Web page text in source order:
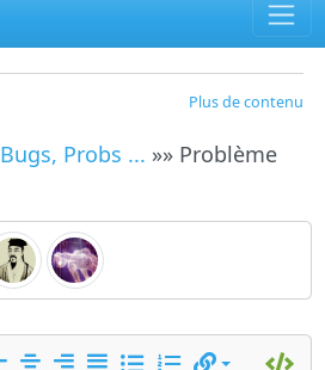
Plus de contenu
Bugs, Probs ... »» Problème